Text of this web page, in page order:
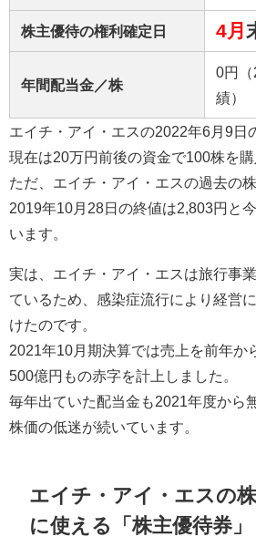
株主優待の権利確定日 4月
年間配当金／株
0円
績）
エイチ・アイ・エスの2022年6月9日
現在は20万円前後の資金で100株を購
ただ、エイチ・アイ・エスの過去の
2019年10月28日の終値は2,803円と
います。
実は、エイチ・アイ・エスは旅行事
ているため、感染症流行により経営
けたのです。
2021年10月期決算では売上を前年か
500億円もの赤字を計上しました。
毎年出ていた配当金も2021年度から
株価の低迷が続いています。
エイチ・アイ・エスの
に使える「株主優待券」